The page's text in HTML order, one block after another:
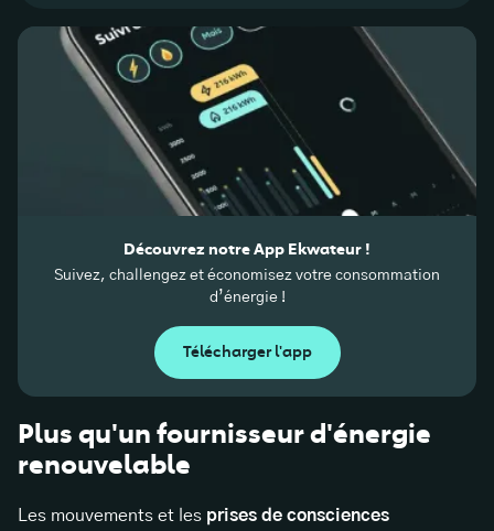
Découvrez notre App Ekwateur !
Suivez, challengez et économisez votre consommation
d’énergie !
Télécharger l'app
Plus qu'un fournisseur d'énergie
renouvelable
Les mouvements et les prises de consciences